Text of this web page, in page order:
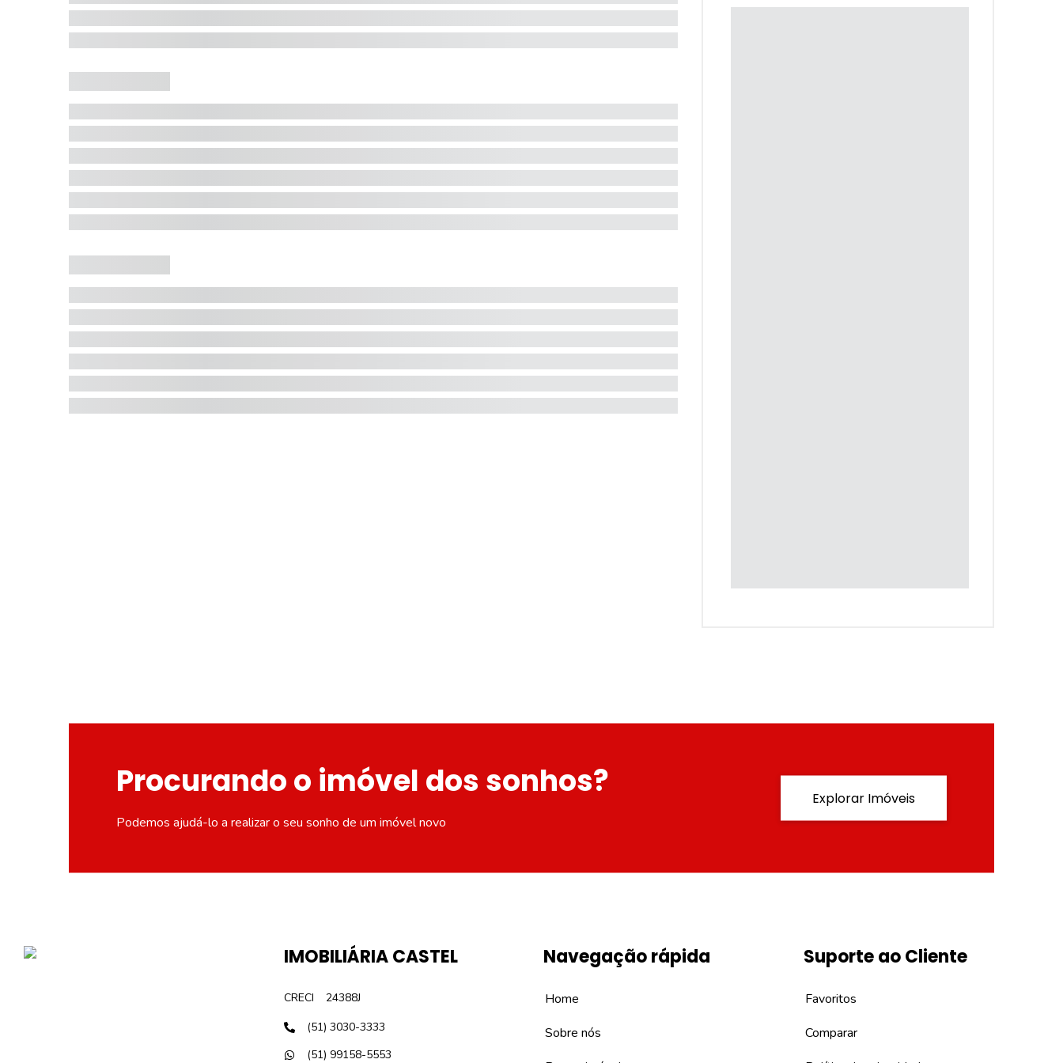
Procurando o imóvel dos sonhos?
Podemos ajudá-lo a realizar o seu sonho de um imóvel novo
Explorar Imóveis
IMOBILIÁRIA CASTEL
CRECI
24388J
(51) 3030-3333
(51) 99158-5553
Navegação rápida
Home
Sobre nós
Suporte ao Cliente
Favoritos
Comparar